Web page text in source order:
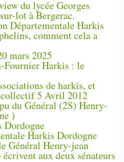
du lycée Georges
lot à Bergerac.
Départementale Harkis
comment cela a
mars 2025
Fournier Harkis : le
de harkis, et
collectif 5 Avril 2012
du Général (2S) Henry-
)
Dordogne
Harkis Dordogne
Général Henry-jean
aux deux sénateurs